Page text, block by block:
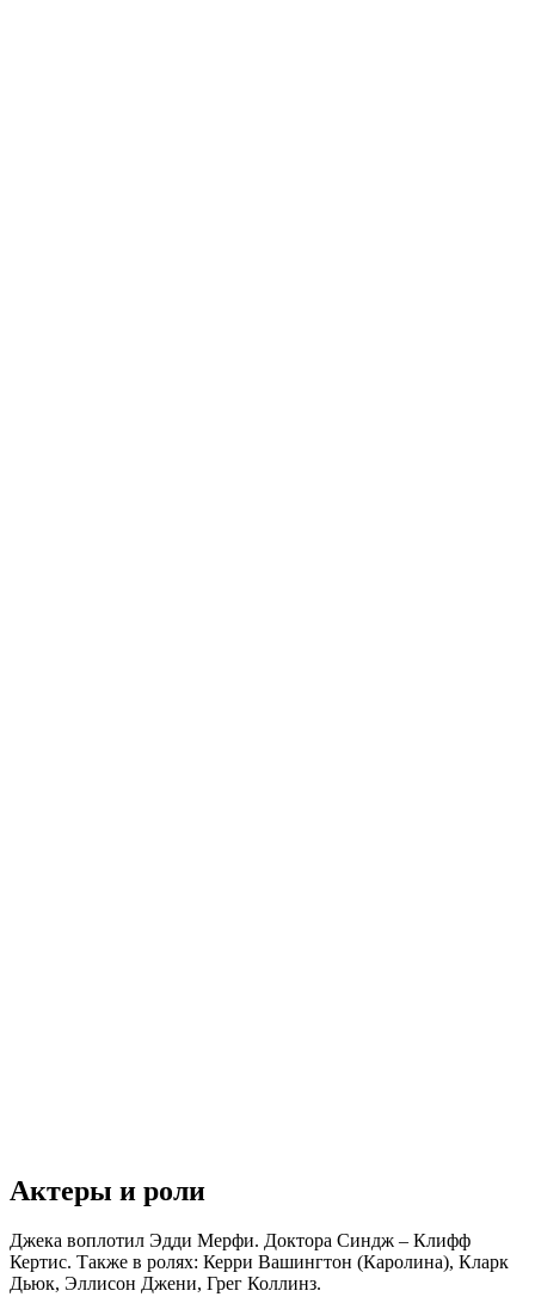
Актеры и роли
Джека воплотил Эдди Мерфи. Доктора Синдж – Клифф
Кертис. Также в ролях: Керри Вашингтон (Каролина), Кларк
Дьюк, Эллисон Джени, Грег Коллинз.